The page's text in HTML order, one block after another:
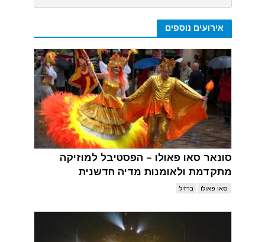
אירועים נוספים
סונאר סאו פאולו – הפסטיבל למוזיקה
מתקדמת ולאומנות מדיה חדשנית
סאו פאולו ברזיל